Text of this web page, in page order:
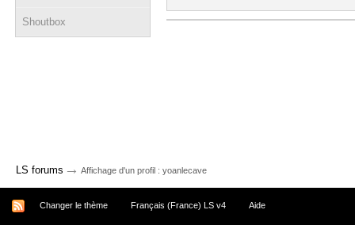
Shoutbox
LS forums → Affichage d'un profil : yoanlecave
Changer le thème Français (France) LS v4 Aide